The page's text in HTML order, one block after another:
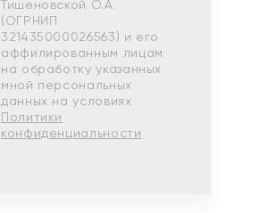
Тишеновской О.А.
(ОГРНИП
321435000026563) и его
аффилированным лицам
на обработку указанных
мной персональных
данных на условиях
Политики
конфиденциальности